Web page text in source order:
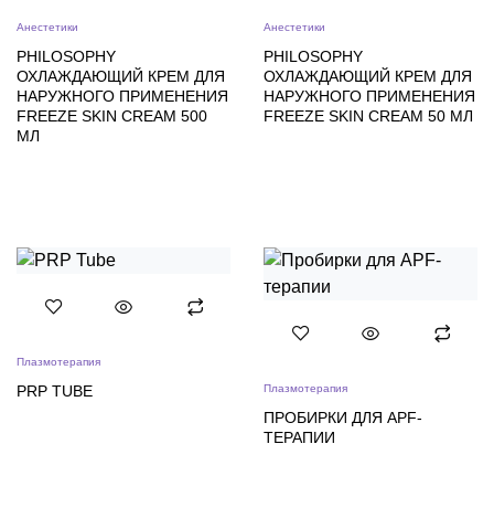
Анестетики
PHILOSOPHY
ОХЛАЖДАЮЩИЙ КРЕМ ДЛЯ
НАРУЖНОГО ПРИМЕНЕНИЯ
FREEZE SKIN CREAM 500
МЛ
Анестетики
PHILOSOPHY
ОХЛАЖДАЮЩИЙ КРЕМ ДЛЯ
НАРУЖНОГО ПРИМЕНЕНИЯ
FREEZE SKIN CREAM 50 МЛ
Плазмотерапия
PRP TUBE Плазмотерапия
ПРОБИРКИ ДЛЯ APF-
ТЕРАПИИ